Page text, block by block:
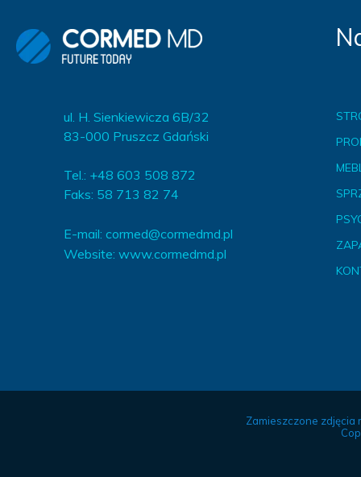
ul. H. Sienkiewicza 6B/32
83-000 Pruszcz Gdański
Tel.: +48 603 508 872
Faks: 58 713 82 74
E-mail: cormed@cormedmd.pl
Website: www.cormedmd.pl
Zamieszczone